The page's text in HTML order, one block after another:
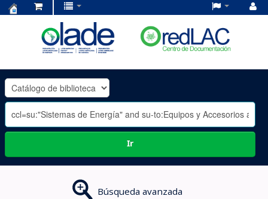
OLADE
-
Ir
Búsqueda avanzada